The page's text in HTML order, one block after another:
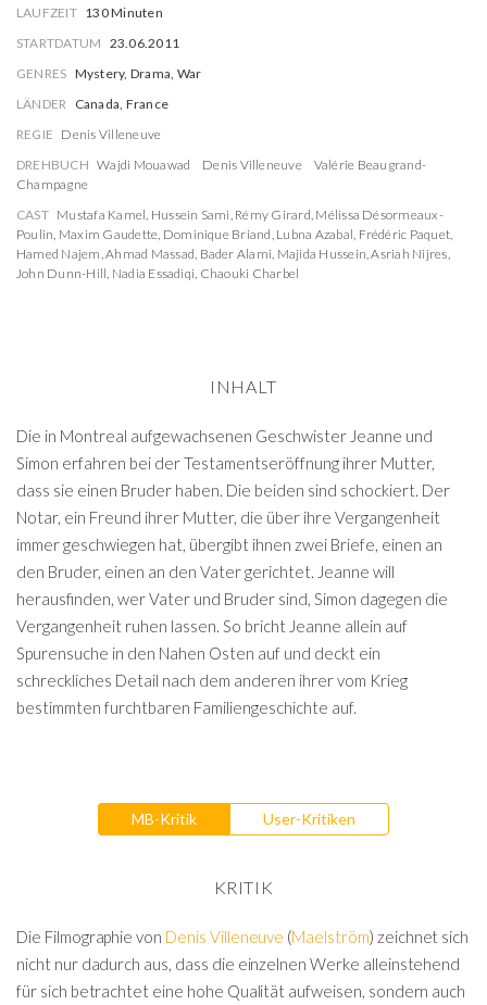
LAUFZEIT 130 Minuten
STARTDATUM 23.06.2011
GENRES Mystery, Drama, War
LÄNDER Canada, France
REGIE Denis Villeneuve
DREHBUCH Wajdi Mouawad Denis Villeneuve
Valérie Beaugrand-
Champagne
CAST Mustafa Kamel, Hussein Sami, Rémy Girard, Mélissa Désormeaux-
Poulin, Maxim Gaudette, Dominique Briand, Lubna Azabal, Frédéric Paquet,
Hamed Najem,Ahmad Massad, Bader Alami, Majida Hussein,Asriah Nijres,
John Dunn-Hill, Nadia Essadiqi, Chaouki Charbel
INHALT
Die in Montreal aufgewachsenen Geschwister Jeanne und
Simon erfahren bei der Testamentseröffnung ihrer Mutter,
dass sie einen Bruder haben. Die beiden sind schockiert. Der
Notar, ein Freund ihrer Mutter, die über ihre Vergangenheit
immer geschwiegen hat, übergibt ihnen zwei Briefe, einen an
den Bruder, einen an den Vater gerichtet. Jeanne will
herausfinden, wer Vater und Bruder sind, Simon dagegen die
Vergangenheit ruhen lassen. So bricht Jeanne allein auf
Spurensuche in den Nahen Osten auf und deckt ein
schreckliches Detail nach dem anderen ihrer vom Krieg
bestimmten furchtbaren Familiengeschichte auf.
MB-Kritik User-Kritiken
KRITIK
Die Filmographie von Denis Villeneuve (Maelström) zeichnet sich
nicht nur dadurch aus, dass die einzelnen Werke alleinstehend
für sich betrachtet eine hohe Qualität aufweisen, sondern auch